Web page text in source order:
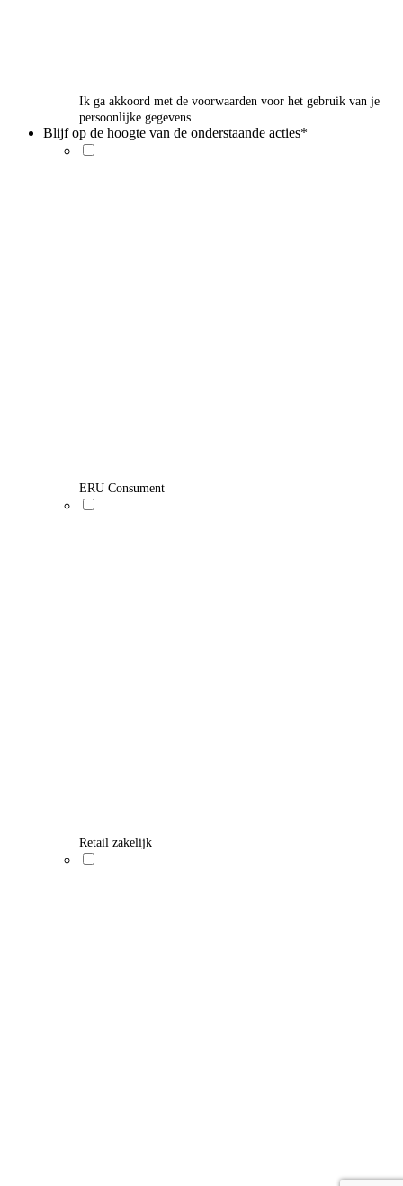
Ik ga akkoord met de voorwaarden voor het gebruik van je
persoonlijke gegevens
Blijf op de hoogte van de onderstaande acties*
ERU Consument
Retail zakelijk